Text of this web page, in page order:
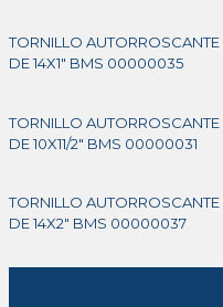
TORNILLO
DE 14X1″ BMS 00000035
TORNILLO
DE 10X11/2″ BMS 00000031
TORNILLO
DE 14X2″ BMS 00000037